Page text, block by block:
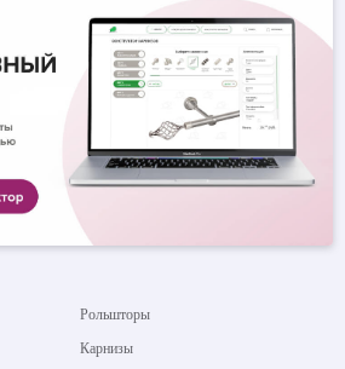
Рольшторы
Карнизы